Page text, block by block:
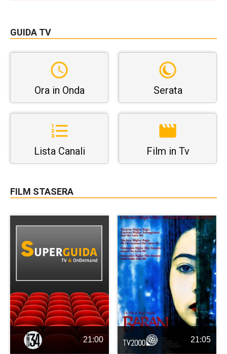
GUIDA TV
Ora in Onda Serata
Lista Canali Film in Tv
FILM STASERA
21:00 21:05